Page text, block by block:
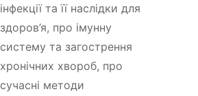
інфекції та її наслідки для
здоров’я, про імунну
систему та загострення
хронічних хвороб, про
сучасні методи